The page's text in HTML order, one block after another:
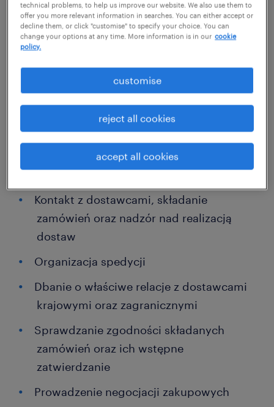
Jeśli masz doświadczenie w obszarze
Zakupów, czujesz się komfortowo w
komunikujesz się w języku angielskim, dołącz
do firmy specjalizującej się w
zaawansowanych technologiach
przemysłowych w Lubinie. APLIKUJ!
zadania
Kontakt z dostawcami, składanie
zamówień oraz nadzór nad realizacją
dostaw
Organizacja spedycji
Dbanie o właściwe relacje z dostawcami
krajowymi oraz zagranicznymi
Sprawdzanie zgodności składanych
zamówień oraz ich wstępne
zatwierdzanie
Prowadzenie negocjacji zakupowych
technical problems, to help us improve our website. We also use them to
offer you more relevant information in searches. You can either accept or
decline them, or click "customise" to specify your choice. You can
change your options at any time. More information is in our cookie
policy.
accept all cookies
reject all cookies
customise